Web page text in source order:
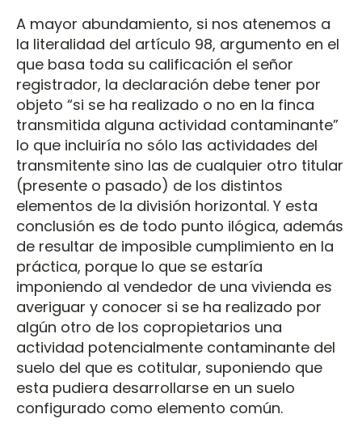
A mayor abundamiento, si nos atenemos a
la literalidad del artículo 98, argumento en el
que basa toda su calificación el señor
registrador, la declaración debe tener por
objeto “si se ha realizado o no en la finca
transmitida alguna actividad contaminante”
lo que incluiría no sólo las actividades del
transmitente sino las de cualquier otro titular
(presente o pasado) de los distintos
elementos de la división horizontal. Y esta
conclusión es de todo punto ilógica, además
de resultar de imposible cumplimiento en la
práctica, porque lo que se estaría
imponiendo al vendedor de una vivienda es
averiguar y conocer si se ha realizado por
algún otro de los copropietarios una
actividad potencialmente contaminante del
suelo del que es cotitular, suponiendo que
esta pudiera desarrollarse en un suelo
configurado como elemento común.